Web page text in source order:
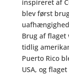
inspireret af
blev først
Brug af flaget
tidlig
Puerto Rico
USA, og